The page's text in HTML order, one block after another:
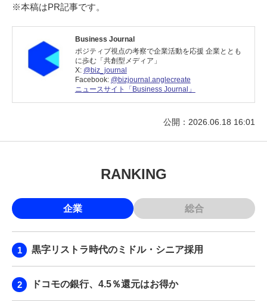
※本稿はPR記事です。
Business Journal
ポジティブ視点の考察で企業活動を応援 企業ととも
に歩む「共創型メディア」
X: @biz_journal
Facebook: @bizjournal.anglecreate
ニュースサイト「Business Journal」
公開：2026.06.18 16:01
RANKING
企業 総合
黒字リストラ時代のミドル・シニア採用
ドコモの銀行、4.5％還元はお得か